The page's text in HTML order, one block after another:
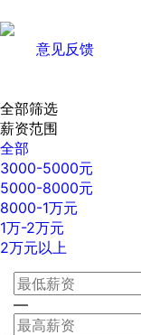
意见反馈
全部筛选
薪资范围
全部
3000-5000元
5000-8000元
8000-1万元
1万-2万元
2万元以上
—